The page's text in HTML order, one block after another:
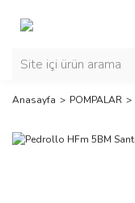
Anasayfa POMPALAR